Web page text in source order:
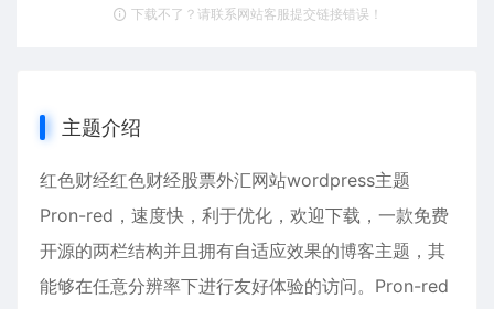
下载不了？请联系网站客服提交链接错误！
主题介绍
红色财经红色财经股票外汇网站wordpress主题
Pron-red，速度快，利于优化，欢迎下载，一款免费
开源的两栏结构并且拥有自适应效果的博客主题，其
能够在任意分辨率下进行友好体验的访问。Pron-red